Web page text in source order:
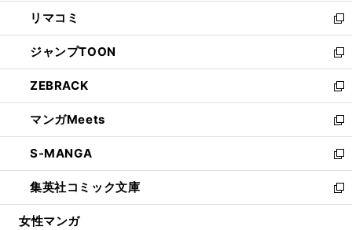
で
開
く
ド
ウ
で
開
く
ウ
ィ
ン
ド
ウ
で
開
く
し
い
ウ
ィ
ン
ド
ウ
で
開
く
リマコミ
新
し
い
ウ
ィ
ン
ド
ウ
で
開
く
ジャンプTOON
新
し
い
ウ
ィ
ン
ド
ウ
で
開
ZEBRACK
新
し
い
ウ
ィ
ン
ド
ウ
マンガMeets
新
し
い
ウ
ィ
ン
S-MANGA
新
し
い
ウ
集英社コミック文庫
新
し
女性マンガ